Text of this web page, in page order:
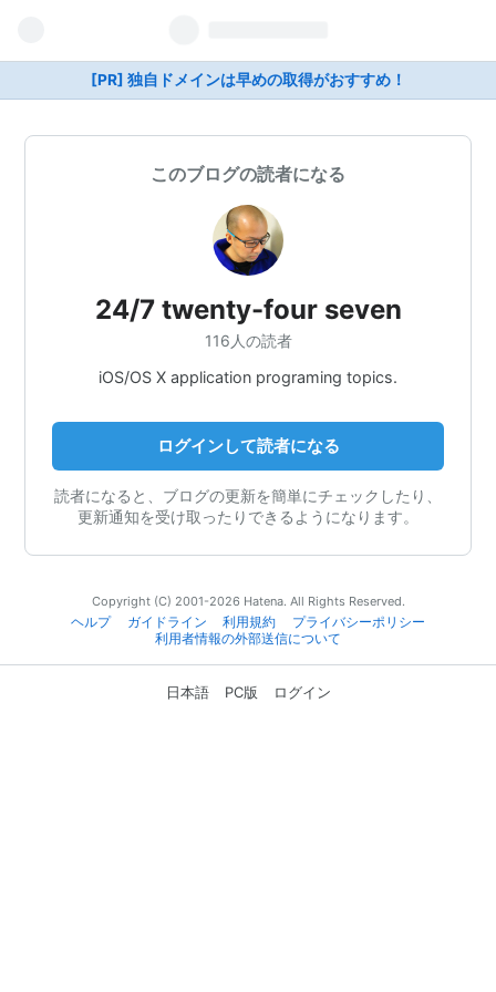
[PR] 独自ドメインは早めの取得がおすすめ！
このブログの読者になる
24/7 twenty-four seven
116人の読者
iOS/OS X application programing topics.
ログインして読者になる
読者になると、ブログの更新を簡単にチェックしたり、
更新通知を受け取ったりできるようになります。
Copyright (C) 2001-2026 Hatena. All Rights Reserved.
ヘルプ
ガイドライン 利用規約
プライバシーポリシー
利用者情報の外部送信について
日本語 PC版 ログイン